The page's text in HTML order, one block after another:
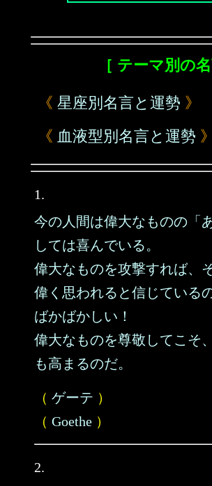
［ テーマ別の名
《 星座別名言と運勢 》
《 血液型別名言と運勢 》
1.
今の人間は偉大なものの「
しては喜んでいる。
偉大なものを攻撃すれば、
偉く思われると信じているの
ばかばかしい！
偉大なものを尊敬してこそ
も高まるのだ。
（ ゲーテ ）
（ Goethe ）
2.